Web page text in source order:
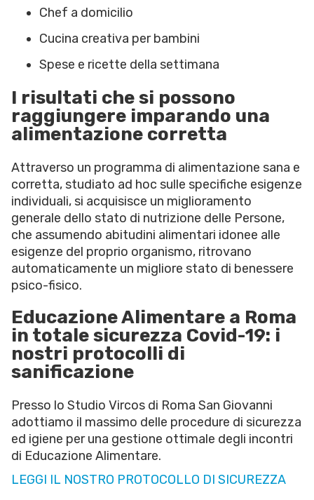
Chef a domicilio
Cucina creativa per bambini
Spese e ricette della settimana
I risultati che si possono
raggiungere imparando una
alimentazione corretta
Attraverso un programma di alimentazione sana e
corretta, studiato ad hoc sulle specifiche esigenze
individuali, si acquisisce un miglioramento
generale dello stato di nutrizione delle Persone,
che assumendo abitudini alimentari idonee alle
esigenze del proprio organismo, ritrovano
automaticamente un migliore stato di benessere
psico-fisico.
Educazione Alimentare a Roma
in totale sicurezza Covid-19: i
nostri protocolli di
sanificazione
Presso lo Studio Vircos di Roma San Giovanni
adottiamo il massimo delle procedure di sicurezza
ed igiene per una gestione ottimale degli incontri
di Educazione Alimentare.
LEGGI IL NOSTRO PROTOCOLLO DI SICUREZZA